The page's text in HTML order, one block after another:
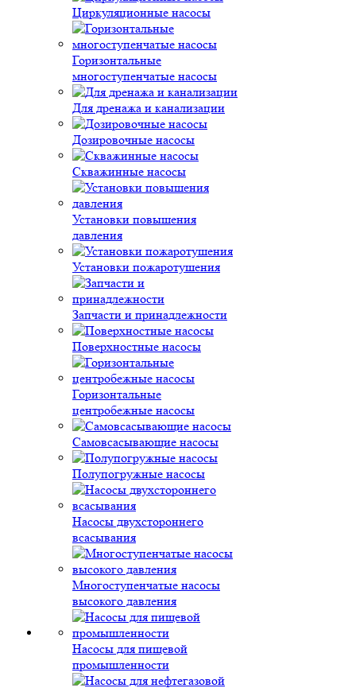
Циркуляционные насосы
Горизонтальные
многоступенчатые насосы
Для дренажа и канализации
Дозировочные насосы
Скважинные насосы
Установки повышения
давления
Установки пожаротушения
Запчасти и принадлежности
Поверхностные насосы
Горизонтальные
центробежные насосы
Самовсасывающие насосы
Полупогружные насосы
Насосы двухстороннего
всасывания
Многоступенчатые насосы
высокого давления
Насосы для пищевой
промышленности